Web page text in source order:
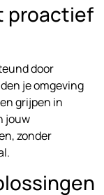
proactief
door
je omgeving
grijpen in
jouw
zonder